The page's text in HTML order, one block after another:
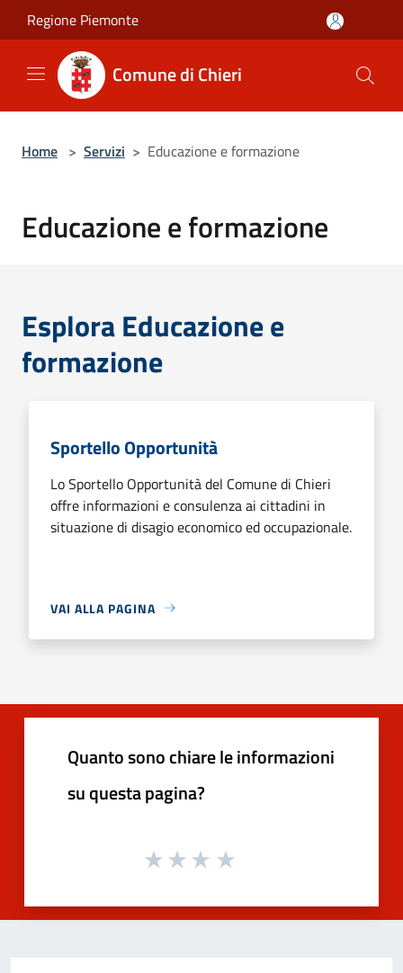
Salta al contenuto principale
Regione Piemonte
Comune di Chieri
Home > Servizi > Educazione e formazione
Educazione e formazione
Esplora Educazione e
formazione
Sportello Opportunità
Lo Sportello Opportunità del Comune di Chieri
offre informazioni e consulenza ai cittadini in
situazione di disagio economico ed occupazionale.
VAI ALLA PAGINA
Quanto sono chiare le informazioni
su questa pagina?